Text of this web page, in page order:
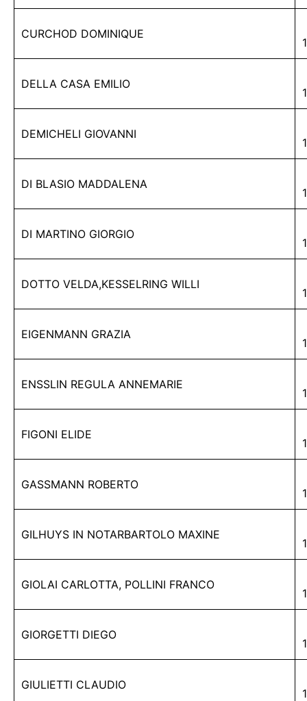
CURCHOD DOMINIQUE
DELLA CASA EMILIO
DEMICHELI GIOVANNI
DI BLASIO MADDALENA
DI MARTINO GIORGIO
DOTTO VELDA,KESSELRING WILLI
EIGENMANN GRAZIA
ENSSLIN REGULA ANNEMARIE
FIGONI ELIDE
GASSMANN ROBERTO
GILHUYS IN NOTARBARTOLO MAXINE
GIOLAI CARLOTTA, POLLINI FRANCO
GIORGETTI DIEGO
GIULIETTI CLAUDIO